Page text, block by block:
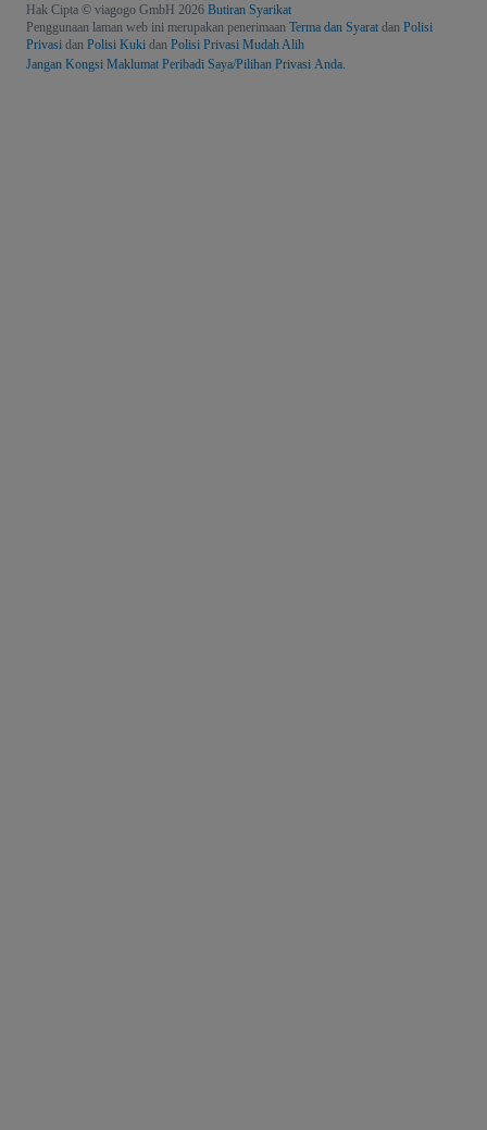
Hak Cipta © viagogo GmbH 2026 Butiran Syarikat
Penggunaan laman web ini merupakan penerimaan Terma dan Syarat dan Polisi
Privasi dan Polisi Kuki dan Polisi Privasi Mudah Alih
Jangan Kongsi Maklumat Peribadi Saya/Pilihan Privasi Anda.